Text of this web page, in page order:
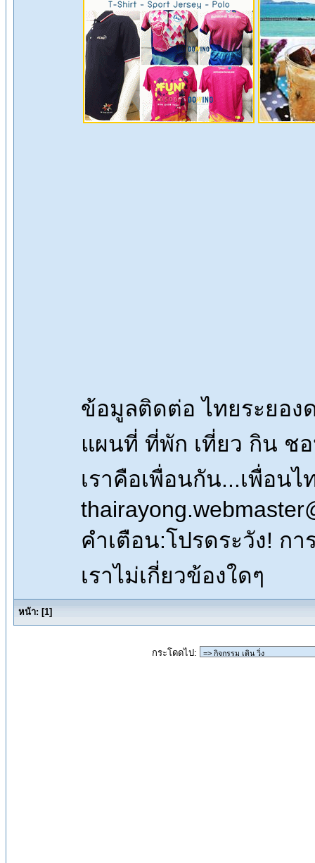
ข้อมูลติดต่อ ไทยระยอง
แผนที่ ที่พัก เที่ยว กิน ช
เราคือเพื่อนกัน...เพื่อน
คำเตือน:โปรดระวัง! ก
เราไม่เกี่ยวข้องใดๆ
หน้า: [1]
กระโดดไป: